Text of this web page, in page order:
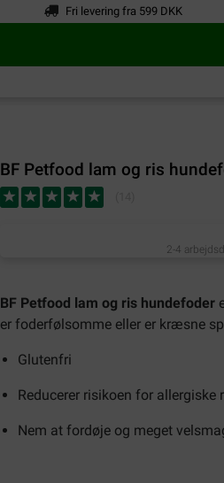
Fri levering fra 599 DKK
BF Petfood lam og ris
2-4
BF Petfood lam og ris hundefoder
er foderfølsomme eller er kræsne
Glutenfri
Reducerer risikoen for allergiske
Nem at fordøje og meget